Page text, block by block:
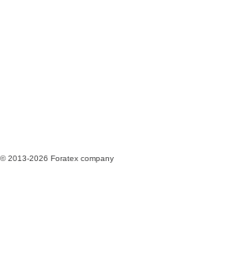
© 2013-2026 Foratex company